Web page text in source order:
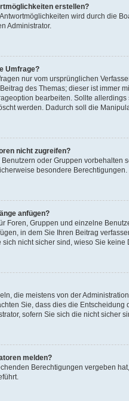
erstellen?
wird durch die
Administrator.
Umfrage?
nur vom ursprünglichen
des Themas; dieser ist immer
bearbeiten. Sollte
werden. Dadurch soll die
nicht zugreifen?
oder Gruppen
besondere
anfügen?
Foren, Gruppen und einzelne
in dem Sie Ihren Beitrag
nicht sicher sind, wieso Sie
die meistens von der
Sie, dass dies die
sofern Sie sich die nicht sicher
melden?
Berechtigungen vergeben